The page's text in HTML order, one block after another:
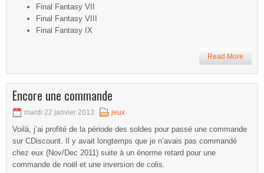
Final Fantasy VII
Final Fantasy VIII
Final Fantasy IX
Read More
Encore une commande
mardi 22 janvier 2013 jeux
Voilà, j’ai profité de la période des soldes pour passé une commande
sur CDiscount. Il y avait longtemps que je n’avais pas commandé
chez eux (Nov/Dec 2011) suite à un énorme retard pour une
commande de noël et une inversion de colis.